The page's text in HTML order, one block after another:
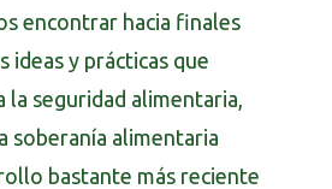
encontrar hacia finales
ideas y prácticas que
la seguridad alimentaria,
soberanía alimentaria
bastante más reciente